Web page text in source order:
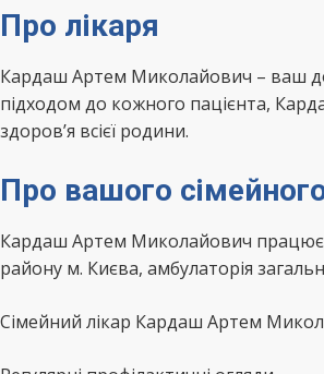
Про лікаря
Кардаш Артем Миколайович – ваш
підходом до кожного пацієнта,
здоров’я всієї родини.
Про вашого
Кардаш Артем Миколайович працює
району м. Києва, амбулаторія
Сімейний лікар Кардаш Артем